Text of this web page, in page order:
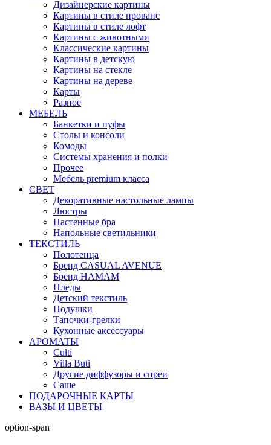
Дизайнерские картины
Картины в стиле прованс
Картины в стиле лофт
Картины с животными
Классические картины
Картины в детскую
Картины на стекле
Картины на дереве
Карты
Разное
МЕБЕЛЬ
Банкетки и пуфы
Столы и консоли
Комоды
Системы хранения и полки
Прочее
Мебель premium класса
СВЕТ
Декоративные настольные лампы
Люстры
Настенные бра
Напольные светильники
ТЕКСТИЛЬ
Полотенца
Бренд CASUAL AVENUE
Бренд HAMAM
Пледы
Детский текстиль
Подушки
Тапочки-грелки
Кухонные аксессуары
АРОМАТЫ
Culti
Villa Buti
Другие диффузоры и спреи
Саше
ПОДАРОЧНЫЕ КАРТЫ
ВАЗЫ И ЦВЕТЫ
option-span